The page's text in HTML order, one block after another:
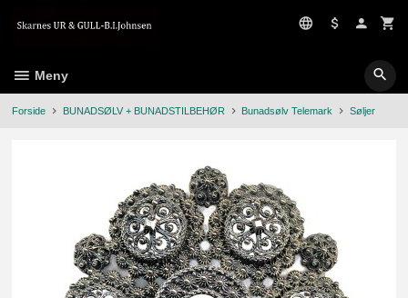
Meny
Forside BUNADSØLV + BUNADSTILBEHØR Bunadsølv Telemark Søljer